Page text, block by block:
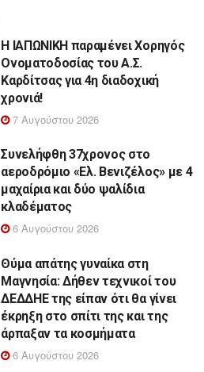
Η ΙΑΠΩΝΙΚΗ παραμένει Χορηγός
Ονοματοδοσίας του Α.Σ.
Καρδίτσας για 4η διαδοχική
χρονιά!
7 Αυγούστου 2026
Συνελήφθη 37χρονος στο
αεροδρόμιο «Ελ. Βενιζέλος» με 4
μαχαίρια και δύο ψαλίδια
κλαδέματος
6 Αυγούστου 2026
Θύμα απάτης γυναίκα στη
Μαγνησία: Δήθεν τεχνικοί του
ΔΕΔΔΗΕ της είπαν ότι θα γίνει
έκρηξη στο σπίτι της και της
άρπαξαν τα κοσμήματα
6 Αυγούστου 2026